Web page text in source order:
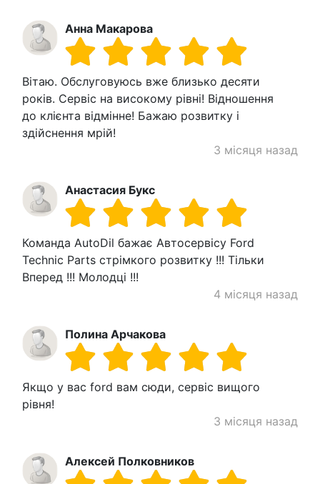
Анна Макарова
Вітаю. Обслуговуюсь вже близько десяти
років. Сервіс на високому рівні! Відношення
до клієнта відмінне! Бажаю розвитку і
здійснення мрій!
3 місяця назад
Анастасия Букс
Команда AutoDil бажає Автосервісу Ford
Technic Parts стрімкого розвитку !!! Тільки
Вперед !!! Молодці !!!
4 місяця назад
Полина Арчакова
Якщо у вас ford вам сюди, сервіс вищого
рівня!
3 місяця назад
Алексей Полковников